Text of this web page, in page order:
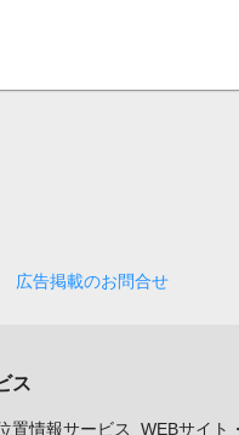
広告掲載のお問合せ
ス
置情報サービス
WEBサイト